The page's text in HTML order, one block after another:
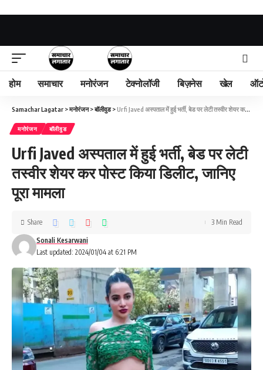
होम समाचार मनोरंजन टेक्नोलॉजी बिज़नेस खेल
Samachar Lagatar >मनोरंजन>बॉलीवुड>Urfi Javed अस्पताल में हुई भर्ती, बेड पर लेटी तस्वीर शेयर कर पोस्ट किया डिलीट, जानिए पूरा मामला
मनोरंजन बॉलीवुड
Urfi Javed अस्पताल में हुई भर्ती, बेड पर लेटी
तस्वीर शेयर कर पोस्ट किया डिलीट, जानिए
पूरा मामला
Last updated: 2024/01/04 at 6:21 PM
Sonali Kesarwani
Share 3 Min Read